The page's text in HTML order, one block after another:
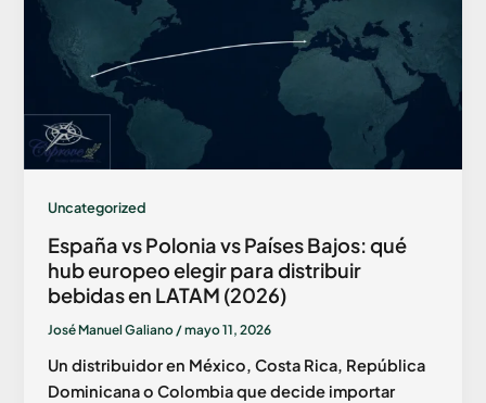
Uncategorized
España vs Polonia vs Países Bajos: qué
hub europeo elegir para distribuir
bebidas en LATAM (2026)
José Manuel Galiano/mayo 11, 2026
Un distribuidor en México, Costa Rica, República
Dominicana o Colombia que decide importar